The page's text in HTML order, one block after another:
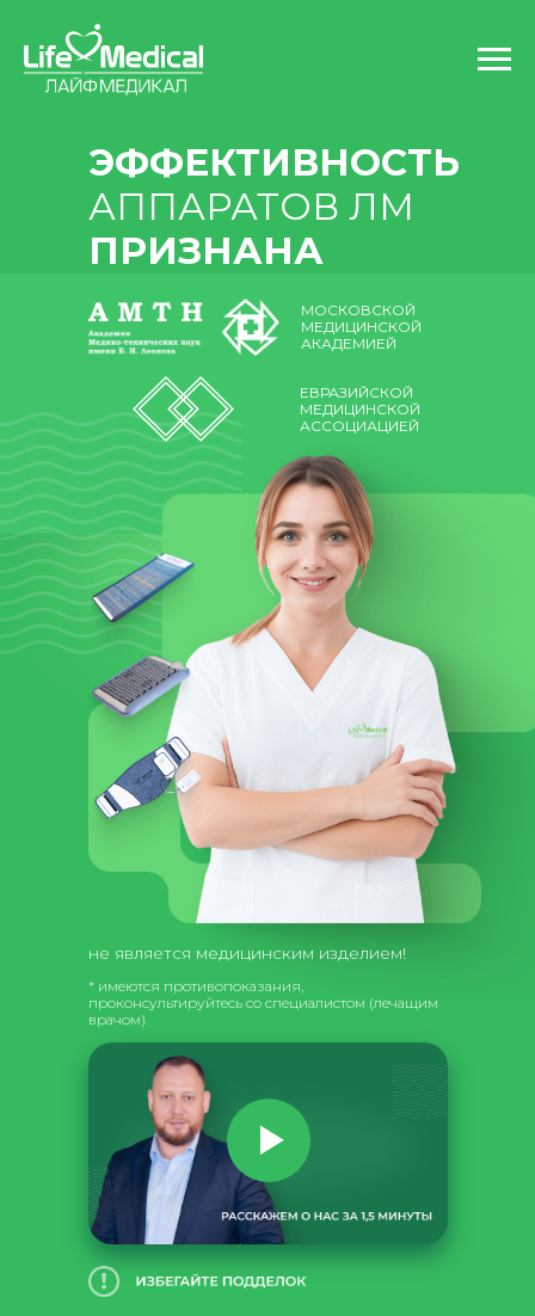
ЭФФЕКТИВНОСТЬ
АППАРАТОВ ЛМ
ПРИЗНАНА
не является медицинским изделием!
* имеются противопоказания,
проконсультируйтесь со специалистом (лечащим
врачом)
МОСКОВСКОЙ
МЕДИЦИНСКОЙ
АКАДЕМИЕЙ
ЕВРАЗИЙСКОЙ
МЕДИЦИНСКОЙ
АССОЦИАЦИЕЙ